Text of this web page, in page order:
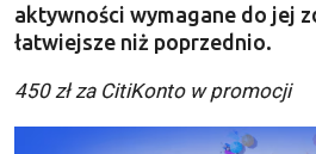
aktywności wymagane do jej
łatwiejsze niż poprzednio.
450 zł za CitiKonto w promocji